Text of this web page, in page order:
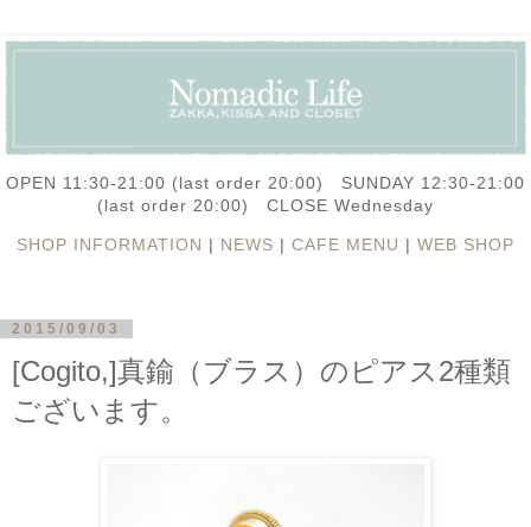
OPEN 11:30-21:00 (last order 20:00) SUNDAY 12:30-21:00
(last order 20:00) CLOSE Wednesday
SHOP INFORMATION | NEWS | CAFE MENU | WEB SHOP
2015/09/03
[Cogito,]真鍮（ブラス）のピアス2種類
ございます。